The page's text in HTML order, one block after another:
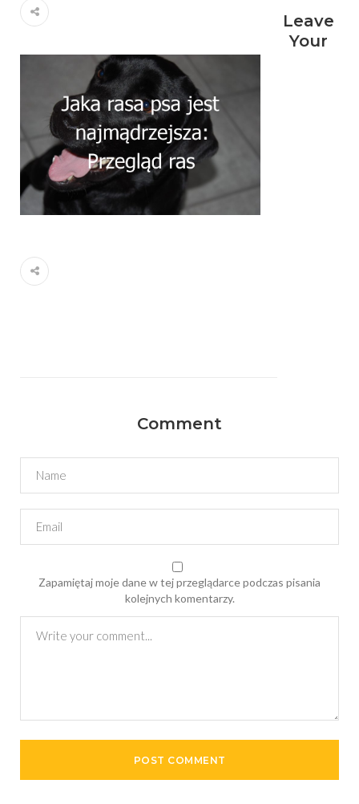
Leave
Your
Comment
Zapamiętaj moje dane w tej przeglądarce podczas pisania
kolejnych komentarzy.